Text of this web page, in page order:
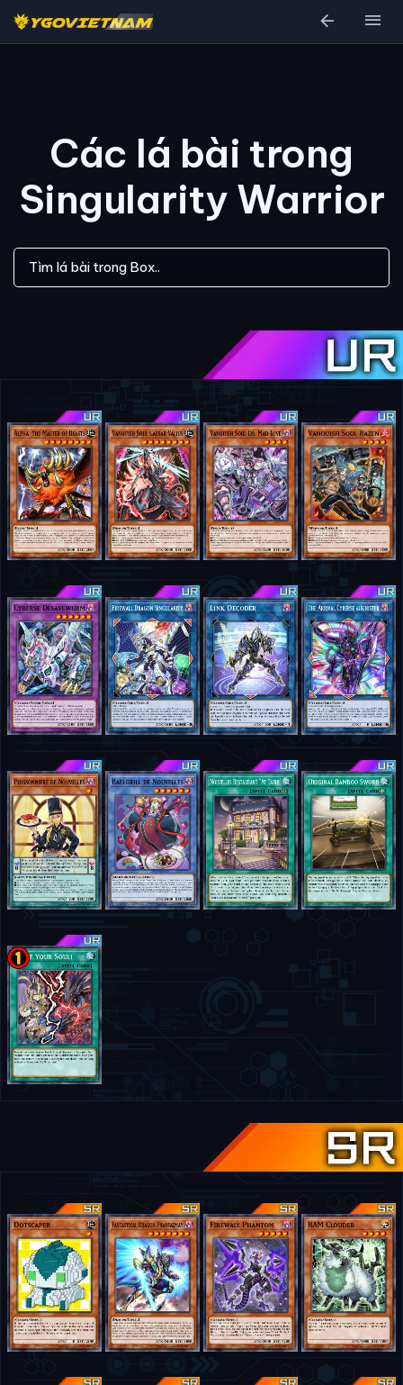
arrow_back menu
Các lá bài trong
Singularity Warrior